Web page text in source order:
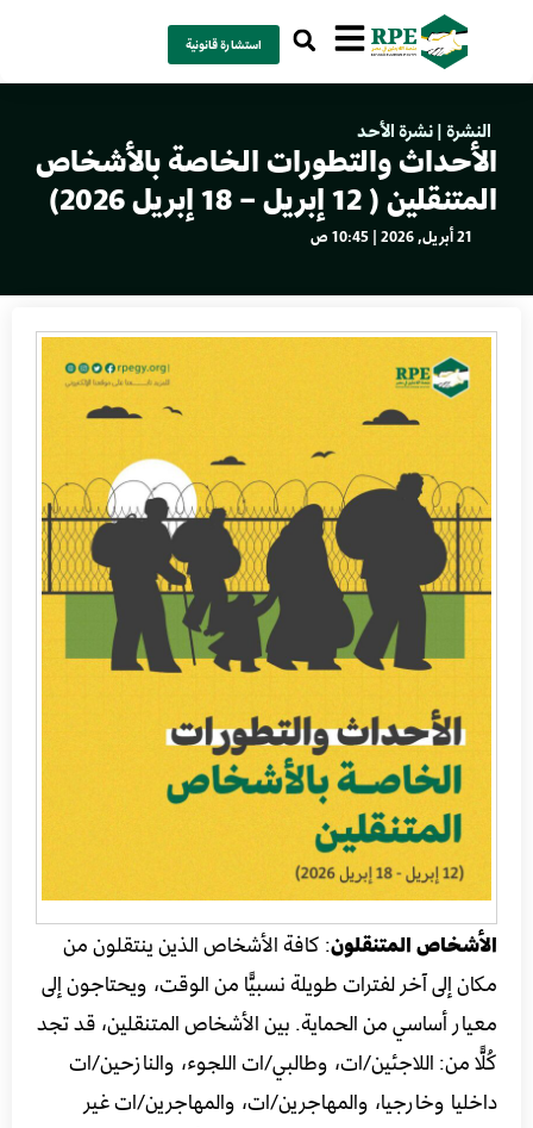
استشارة قانونية
النشرة|نشرة الأحد
الأحداث والتطورات الخاصة بالأشخاص
المتنقلين ( 12 إبريل – 18 إبريل 2026)
21 أبريل, 2026 | 10:45 ص
الأشخاص المتنقلون: كافة الأشخاص الذين ينتقلون من
مكان إلى آخر لفترات طويلة نسبيًّا من الوقت، ويحتاجون إلى
معيار أساسي من الحماية. بين الأشخاص المتنقلين، قد تجد
كُلًّا من: اللاجئين/ات، وطالبي/ات اللجوء، والنازحين/ات
داخليا وخارجيا، والمهاجرين/ات، والمهاجرين/ات غير